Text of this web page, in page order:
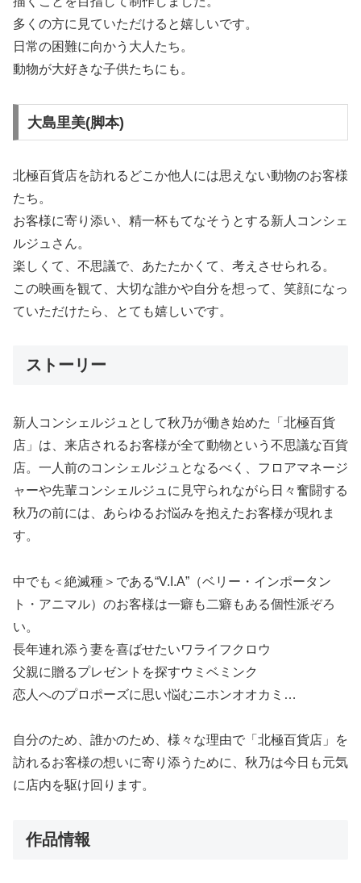
多くの方に見ていただけると嬉しいです。
日常の困難に向かう大人たち。
動物が大好きな子供たちにも。
大島里美(脚本)
北極百貨店を訪れるどこか他人には思えない動物のお客様
たち。
お客様に寄り添い、精一杯もてなそうとする新人コンシェ
ルジュさん。
楽しくて、不思議で、あたたかくて、考えさせられる。
この映画を観て、大切な誰かや自分を想って、笑顔になっ
ていただけたら、とても嬉しいです。
ストーリー
新人コンシェルジュとして秋乃が働き始めた「北極百貨
店」は、来店されるお客様が全て動物という不思議な百貨
店。一人前のコンシェルジュとなるべく、フロアマネージ
ャーや先輩コンシェルジュに見守られながら日々奮闘する
秋乃の前には、あらゆるお悩みを抱えたお客様が現れま
す。
中でも＜絶滅種＞である“V.I.A”（ベリー・インポータン
ト・アニマル）のお客様は一癖も二癖もある個性派ぞろ
い。
長年連れ添う妻を喜ばせたいワライフクロウ
父親に贈るプレゼントを探すウミベミンク
恋人へのプロポーズに思い悩むニホンオオカミ…
自分のため、誰かのため、様々な理由で「北極百貨店」を
訪れるお客様の想いに寄り添うために、秋乃は今日も元気
に店内を駆け回ります。
作品情報